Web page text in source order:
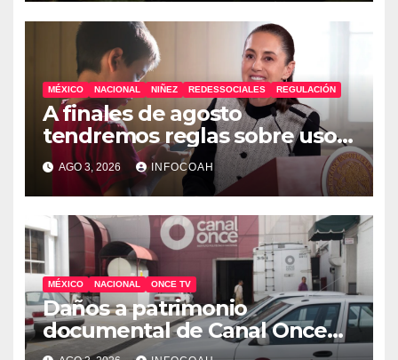
MÉXICO NACIONAL NIÑEZ REDESSOCIALES REGULACIÓN
A finales de agosto
tendremos reglas sobre uso
de celulares y redes sociales
en escuelas
AGO 3, 2026 INFOCOAH
MÉXICO NACIONAL ONCE TV
Daños a patrimonio
documental de Canal Once
tras ocupación de